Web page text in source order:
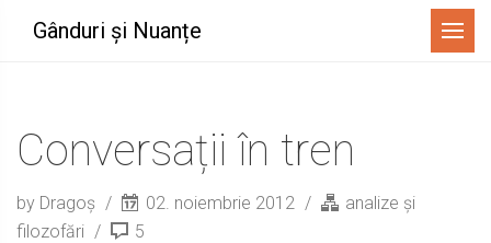
Gânduri și Nuanțe Menu
Conversații în tren
by Dragoș 02. noiembrie 2012
analize și
filozofări
5